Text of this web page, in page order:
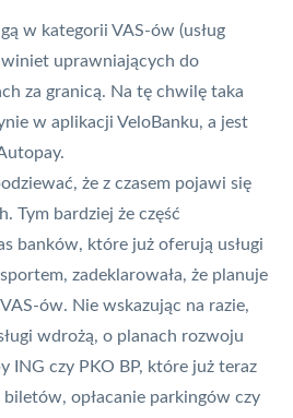
w kategorii VAS-ów (usług
uprawniających do
za granicą. Na tę chwilę taka
w aplikacji VeloBanku, a jest
.
że z czasem pojawi się
Tym bardziej że część
banków, które już oferują usługi
zadeklarowała, że planuje
ów. Nie wskazując na razie,
wdrożą, o planach rozwoju
ING czy PKO BP, które już teraz
opłacanie parkingów czy